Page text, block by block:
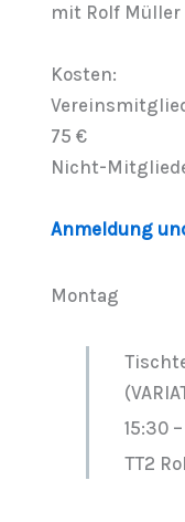
mit Rolf Müller
Kosten:
75 €
Nicht-
Anmeldung
Montag
15:30 –
TT2